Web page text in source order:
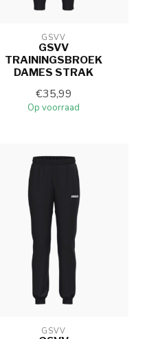
GSVV
GSVV
TRAININGSBROEK
DAMES STRAK
€35,99
Op voorraad
GSVV